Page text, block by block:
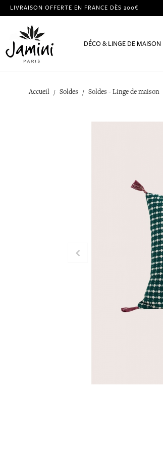
LIVRAISON OFFERTE EN FRANCE DÈS 200€
DÉCO & LINGE DE MAISON
Accueil Soldes Soldes - Linge de maison